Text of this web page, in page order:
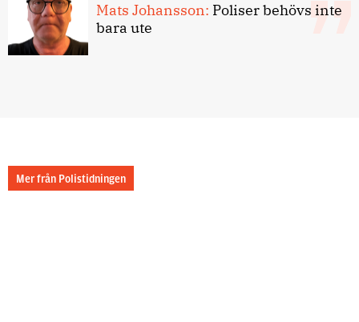
Mats Johansson: Poliser behövs inte
bara ute
Mer från Polistidningen